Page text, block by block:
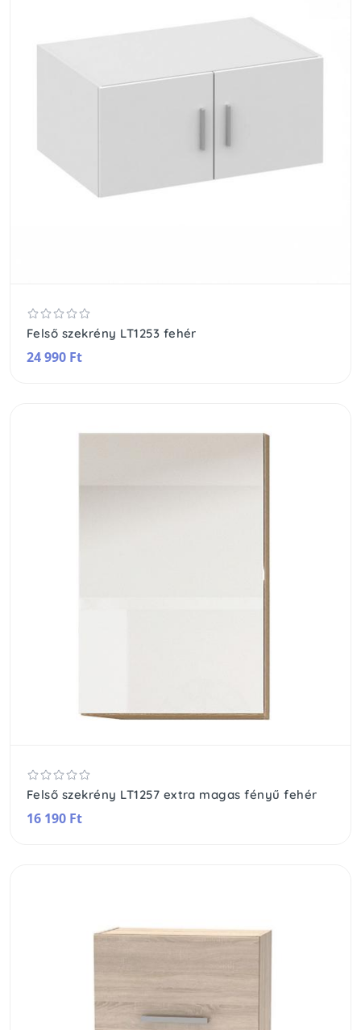
Felső szekrény LT1253 fehér
24 990 Ft
Felső szekrény LT1257 extra magas fényű fehér
16 190 Ft